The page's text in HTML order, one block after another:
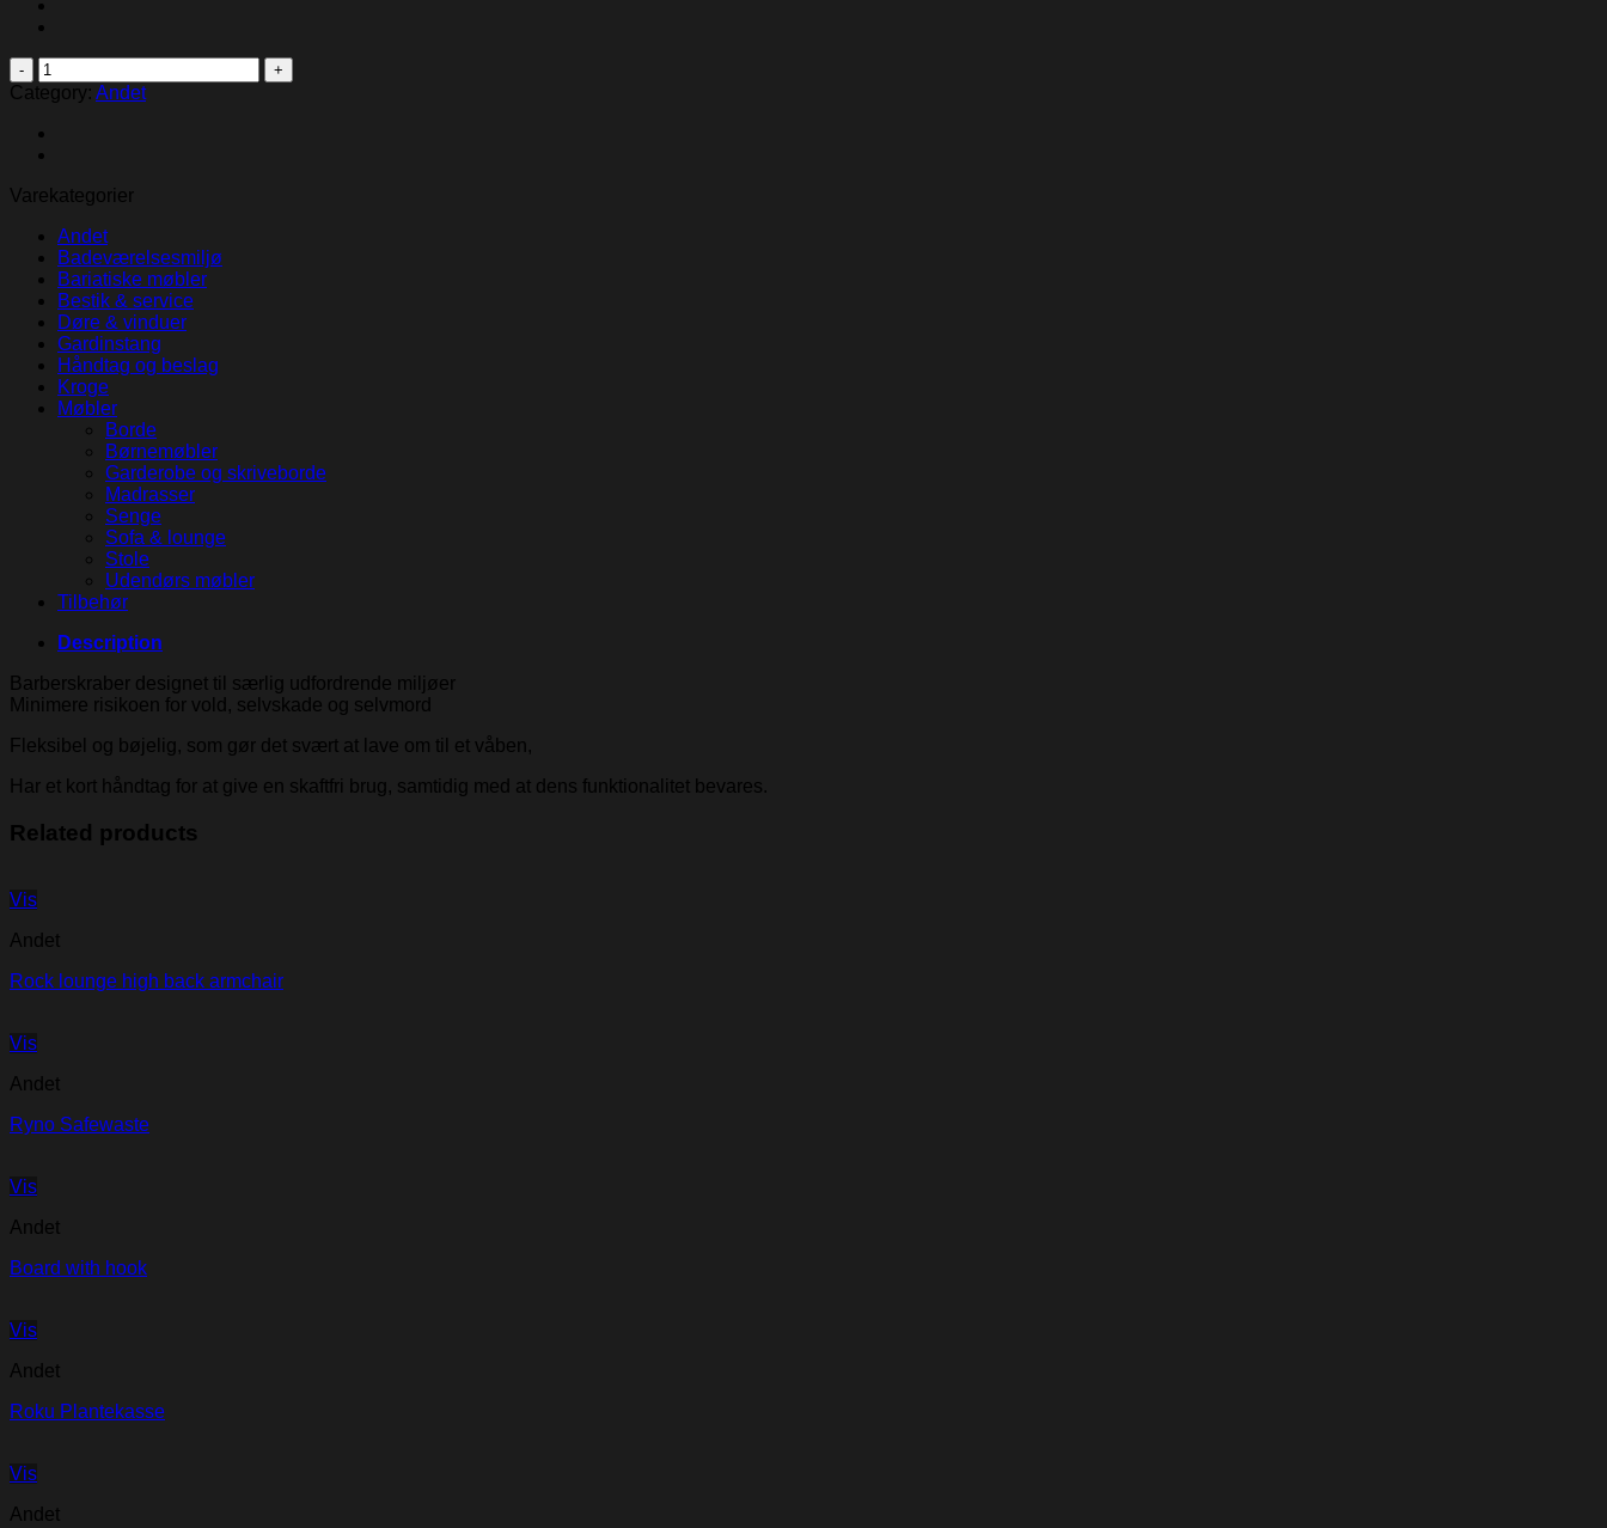
Barberskraber
quantity
Category: Andet
Varekategorier
Andet
Badeværelsesmiljø
Bariatiske møbler
Bestik & service
Døre & vinduer
Gardinstang
Håndtag og beslag
Kroge
Møbler
Borde
Børnemøbler
Garderobe og skriveborde
Madrasser
Senge
Sofa & lounge
Stole
Udendørs møbler
Tilbehør
Description
Barberskraber designet til særlig udfordrende miljøer
Minimere risikoen for vold, selvskade og selvmord
Fleksibel og bøjelig, som gør det svært at lave om til et våben,
Har et kort håndtag for at give en skaftfri brug, samtidig med at dens funktionalitet bevares.
Related products
Vis
Andet
Rock lounge high back armchair
Vis
Andet
Ryno Safewaste
Vis
Andet
Board with hook
Vis
Andet
Roku Plantekasse
Vis
Andet